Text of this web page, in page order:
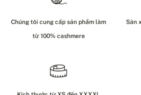
Chúng tôi cung cấp sản phẩm làm
từ 100% cashmere
Sản